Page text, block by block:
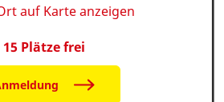
auf Karte anzeigen
15 Plätze frei